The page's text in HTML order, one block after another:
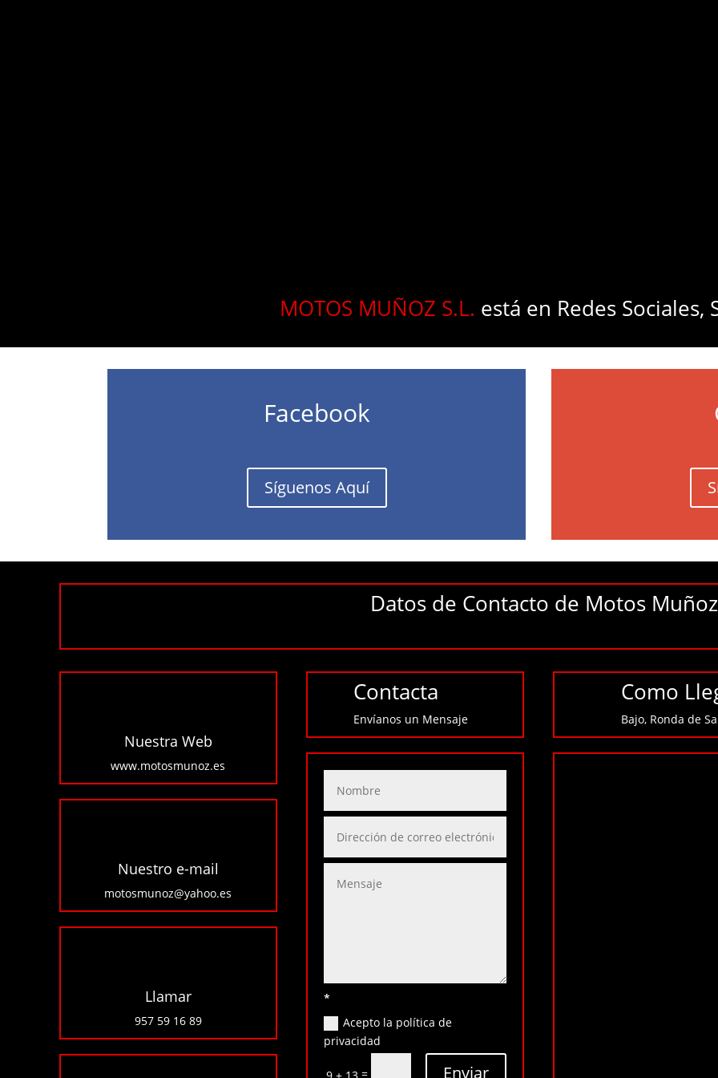
MOTOS MUÑOZ S.L. está en Redes Sociales,
Facebook
Síguenos Aquí
Datos de Contacto de Motos
Nuestra Web
www.motosmunoz.es
Nuestro e-mail
motosmunoz@yahoo.es
Llamar
957 59 16 89
Contacta
Envíanos un Mensaje
*
Acepto la política de
privacidad
9 + 13 = Enviar
Como
Bajo, Ronda de